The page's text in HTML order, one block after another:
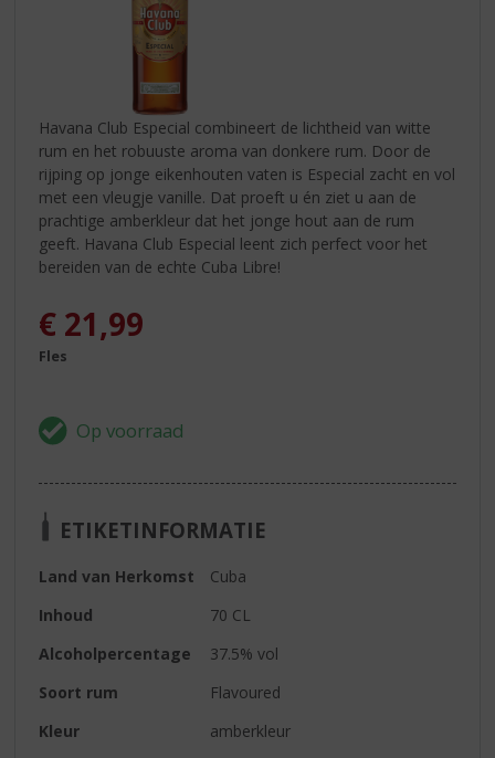
Havana Club Especial combineert de lichtheid van witte
rum en het robuuste aroma van donkere rum. Door de
rijping op jonge eikenhouten vaten is Especial zacht en vol
met een vleugje vanille. Dat proeft u én ziet u aan de
prachtige amberkleur dat het jonge hout aan de rum
geeft. Havana Club Especial leent zich perfect voor het
bereiden van de echte Cuba Libre!
€ 21,99
Fles
ETIKETINFORMATIE
Land van Herkomst
Cuba
Inhoud
70 CL
Alcoholpercentage
37.5% vol
Soort rum
Flavoured
Kleur
amberkleur